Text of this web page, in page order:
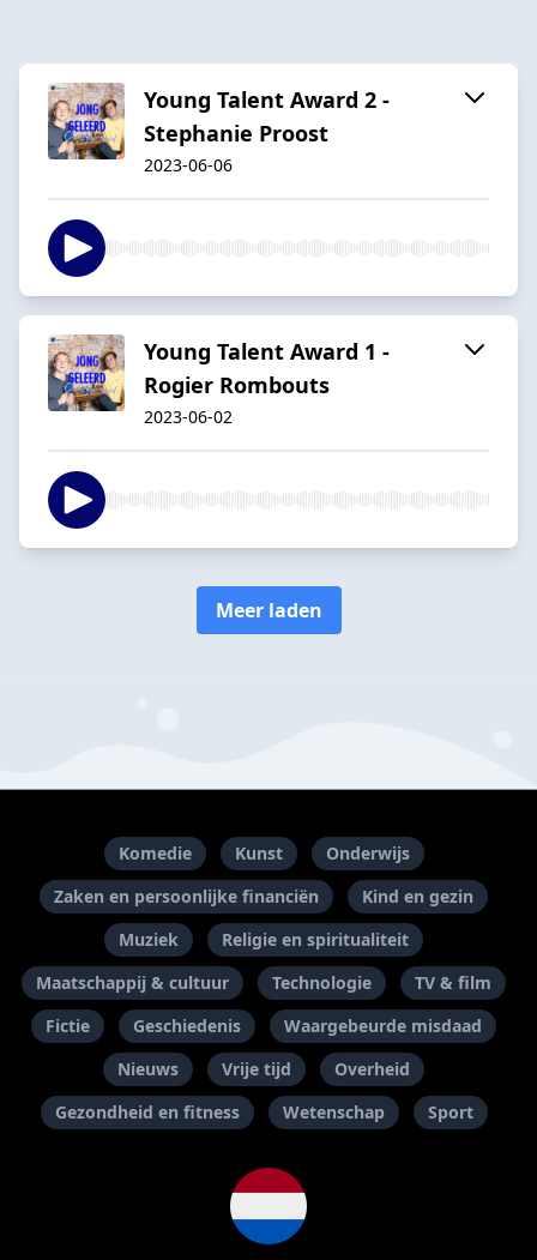
Young Talent Award 2 -
Stephanie Proost
2023-06-06
Young Talent Award 1 -
Rogier Rombouts
2023-06-02
Meer laden
Komedie Kunst
Onderwijs
Zaken en persoonlijke financiën
Kind en gezin
Muziek
Religie en spiritualiteit
Maatschappij & cultuur
Technologie
TV & film
Fictie
Geschiedenis
Waargebeurde misdaad
Nieuws
Vrije tijd
Overheid
Gezondheid en fitness
Wetenschap Sport